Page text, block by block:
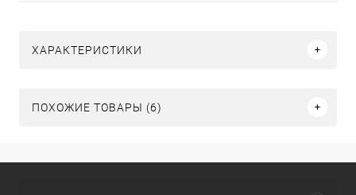
ХАРАКТЕРИСТИКИ
ПОХОЖИЕ ТОВАРЫ (6)